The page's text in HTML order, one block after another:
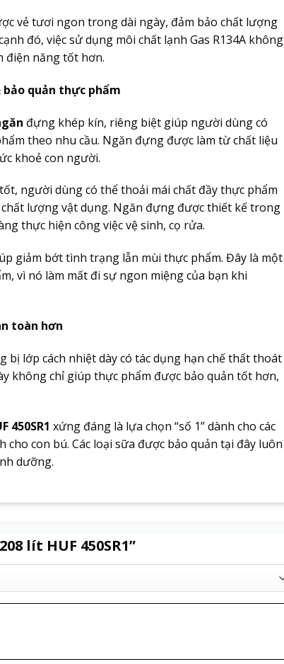
vẻ tươi ngon trong dài ngày, đảm bảo chất lượng
đó, việc sử dụng môi chất lạnh Gas R134A không
điện năng tốt hơn.
quản thực phẩm
đựng khép kín, riêng biệt giúp người dùng có
theo nhu cầu. Ngăn đựng được làm từ chất liệu
khoẻ con người.
người dùng có thể thoải mái chất đầy thực phẩm
lượng vật dụng. Ngăn đựng được thiết kế trong
thực hiện công việc vệ sinh, cọ rửa.
giảm bớt tình trạng lẫn mùi thực phẩm. Đây là một
vì nó làm mất đi sự ngon miệng của bạn khi
toàn hơn
bị lớp cách nhiệt dày có tác dụng hạn chế thất thoát
không chỉ giúp thực phẩm được bảo quản tốt hơn,
450SR1 xứng đáng là lựa chọn “số 1” dành cho các
con bú. Các loại sữa được bảo quản tại đây luôn
dưỡng.
lít HUF 450SR1”